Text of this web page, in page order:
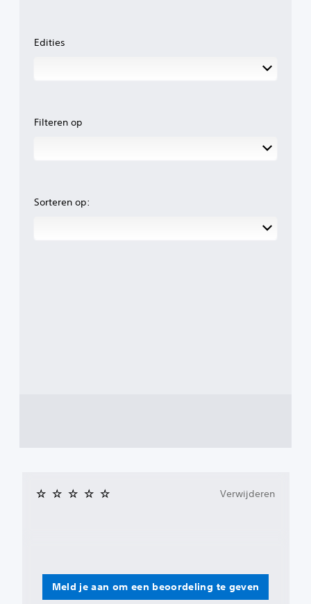
Edities
Filteren op
Sorteren op:
Meld je aan om een beoordeling te geven
Verwijderen